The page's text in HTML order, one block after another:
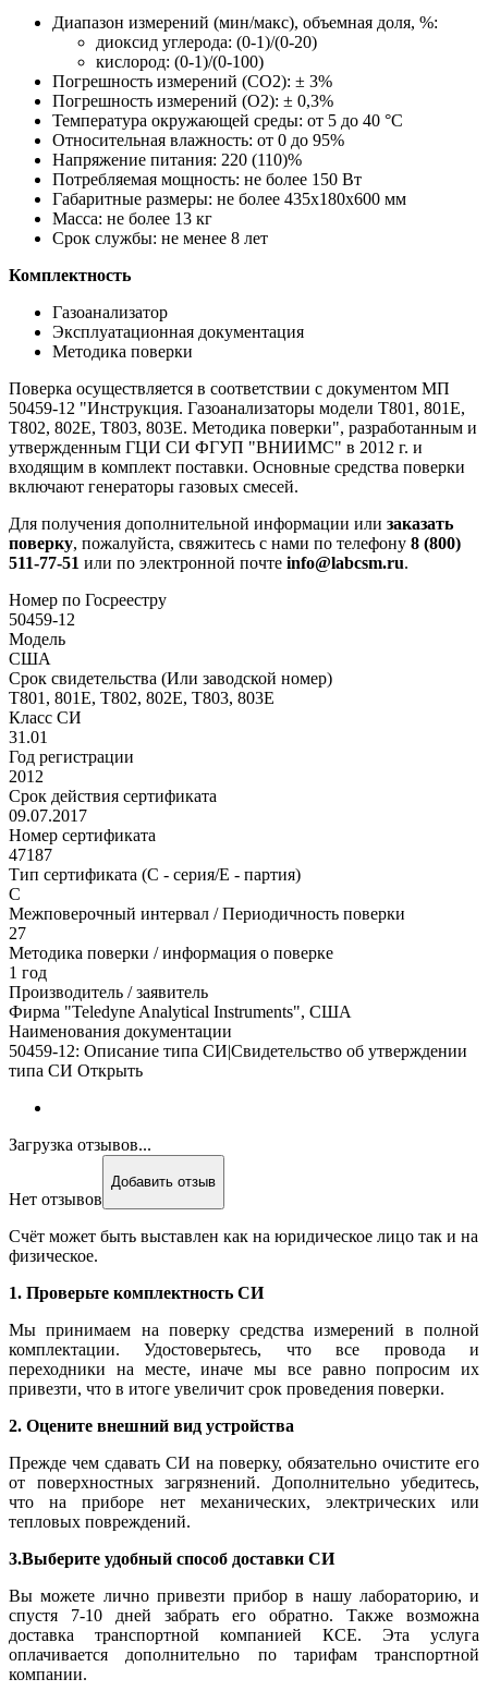
Диапазон измерений (мин/макс), объемная доля, %:
диоксид углерода: (0-1)/(0-20)
кислород: (0-1)/(0-100)
Погрешность измерений (СО2): ± 3%
Погрешность измерений (O2): ± 0,3%
Температура окружающей среды: от 5 до 40 °C
Относительная влажность: от 0 до 95%
Напряжение питания: 220 (110)%
Потребляемая мощность: не более 150 Вт
Габаритные размеры: не более 435x180x600 мм
Масса: не более 13 кг
Срок службы: не менее 8 лет
Комплектность
Газоанализатор
Эксплуатационная документация
Методика поверки
Поверка осуществляется в соответствии с документом МП
50459-12 "Инструкция. Газоанализаторы модели Т801, 801Е,
Т802, 802Е, Т803, 803Е. Методика поверки", разработанным и
утвержденным ГЦИ СИ ФГУП "ВНИИМС" в 2012 г. и
входящим в комплект поставки. Основные средства поверки
включают генераторы газовых смесей.
Для получения дополнительной информации или заказать
поверку, пожалуйста, свяжитесь с нами по телефону 8 (800)
511-77-51 или по электронной почте info@labcsm.ru.
Номер по Госреестру
50459-12
Модель
США
Срок свидетельства (Или заводской номер)
T801, 801E, T802, 802E, T803, 803E
Класс СИ
31.01
Год регистрации
2012
Срок действия сертификата
09.07.2017
Номер сертификата
47187
Тип сертификата (C - серия/E - партия)
C
Межповерочный интервал / Периодичность поверки
27
Методика поверки / информация о поверке
1 год
Производитель / заявитель
Фирма "Teledyne Analytical Instruments", США
Наименования документации
50459-12: Описание типа СИ|Свидетельство об утверждении
типа СИ Открыть
Загрузка отзывов...
Нет отзывов
Добавить отзыв
Счёт может быть выставлен как на юридическое лицо так и на
физическое.
1. Проверьте комплектность СИ
Мы принимаем на поверку средства измерений в полной
комплектации. Удостоверьтесь, что все провода и
переходники на месте, иначе мы все равно попросим их
привезти, что в итоге увеличит срок проведения поверки.
2. Оцените внешний вид устройства
Прежде чем сдавать СИ на поверку, обязательно очистите его
от поверхностных загрязнений. Дополнительно убедитесь,
что на приборе нет механических, электрических или
тепловых повреждений.
3.Выберите удобный способ доставки СИ
Вы можете лично привезти прибор в нашу лабораторию, и
спустя 7-10 дней забрать его обратно. Также возможна
доставка транспортной компанией КСЕ. Эта услуга
оплачивается дополнительно по тарифам транспортной
компании.